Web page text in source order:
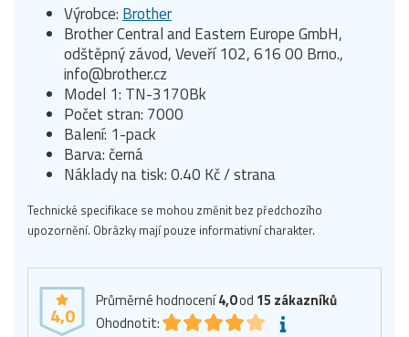
Výrobce: Brother
Brother Central and Eastern Europe GmbH,
odštěpný závod, Veveří 102, 616 00 Brno.,
info@brother.cz
Model 1: TN-3170Bk
Počet stran: 7000
Balení: 1-pack
Barva: černá
Náklady na tisk: 0.40 Kč / strana
Technické specifikace se mohou změnit bez předchozího
upozornění. Obrázky mají pouze informativní charakter.
4,0
Průměrné hodnocení4,0od 15 zákazníků
Ohodnotit: